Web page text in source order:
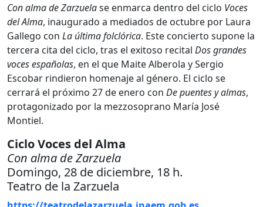
Con alma de Zarzuelase enmarca dentro del ciclo Voces
del Alma, inaugurado a mediados de octubre por Laura
Gallego con La última folclórica. Este concierto supone la
tercera cita del ciclo, tras el exitoso recital Dos grandes
voces españolas, en el que Maite Alberola y Sergio
Escobar rindieron homenaje al género. El ciclo se
cerrará el próximo 27 de enero con De puentes y almas,
protagonizado por la mezzosoprano María José
Montiel.
Ciclo Voces del Alma
Con alma de Zarzuela
Domingo, 28 de diciembre, 18 h.
Teatro de la Zarzuela